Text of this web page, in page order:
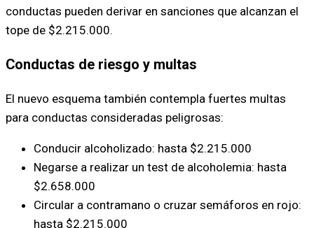
conductas pueden derivar en sanciones que alcanzan el
tope de $2.215.000.
Conductas de riesgo y multas
El nuevo esquema también contempla fuertes multas
para conductas consideradas peligrosas:
Conducir alcoholizado: hasta $2.215.000
Negarse a realizar un test de alcoholemia: hasta
$2.658.000
Circular a contramano o cruzar semáforos en rojo:
hasta $2.215.000